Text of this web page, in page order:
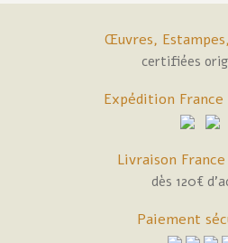
Œuvres,
certifiées
Expédition
Livraison
dès 120€
Paiement